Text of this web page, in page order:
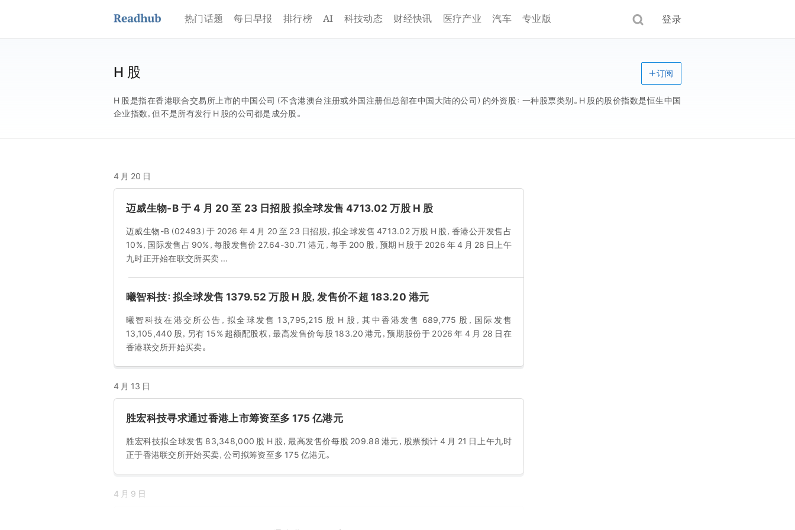
热门话题 每日早报 排行榜 AI 科技动态 财经快讯 医疗产业 汽车 专业版 登录
H 股
H 股是指在香港联合交易所上市的中国公司（不含港澳台注册或外国注册但总部在中国大陆的公司）的外资股：一种股票类别。H 股的股价指数是恒生中国
企业指数，但不是所有发行 H 股的公司都是成分股。
订阅
4 月 20 日
迈威生物-B 于 4 月 20 至 23 日招股 拟全球发售 4713.02 万股 H 股
迈威生物-B（02493）于 2026 年 4 月 20 至 23 日招股，拟全球发售 4713.02 万股 H 股，香港公开发售占
10%，国际发售占 90%，每股发售价 27.64-30.71 港元，每手 200 股，预期 H 股于 2026 年 4 月 28 日上午
九时正开始在联交所买卖 ...
曦智科技：拟全球发售 1379.52 万股 H 股，发售价不超 183.20 港元
曦智科技在港交所公告，拟全球发售 13,795,215 股 H 股，其中香港发售 689,775 股，国际发售
13,105,440 股，另有 15% 超额配股权，最高发售价每股 183.20 港元，预期股份于 2026 年 4 月 28 日在
香港联交所开始买卖。
4 月 13 日
胜宏科技寻求通过香港上市筹资至多 175 亿港元
胜宏科技拟全球发售 83,348,000 股 H 股，最高发售价每股 209.88 港元，股票预计 4 月 21 日上午九时
正于香港联交所开始买卖，公司拟筹资至多 175 亿港元。
4 月 9 日